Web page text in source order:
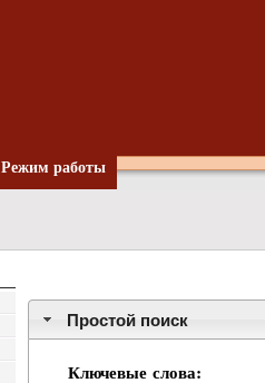
Режим работы
Простой поиск
Ключевые слова: